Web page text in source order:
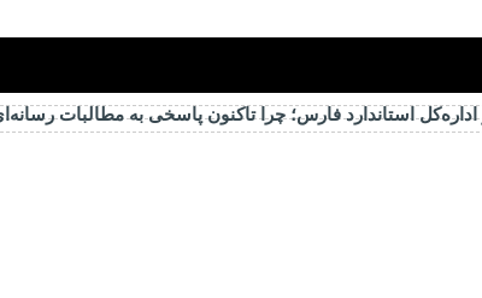
اداره‌کل استاندارد فارس؛ چرا تاکنون پاسخی به مطالبات